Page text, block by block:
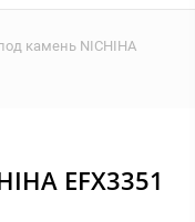
камень NICHIHA
EFX3351